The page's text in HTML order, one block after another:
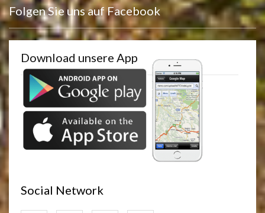
Folgen Sie uns auf Facebook
Download unsere App
Social Network